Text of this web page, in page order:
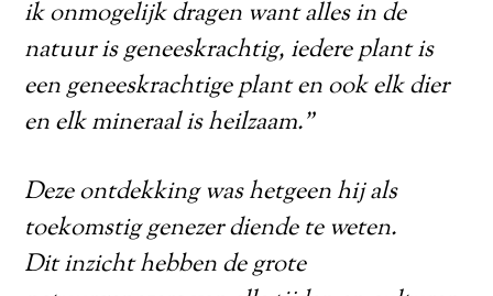
ik onmogelijk dragen want alles in de
natuur is geneeskrachtig, iedere plant is
een geneeskrachtige plant en ook elk dier
en elk mineraal is heilzaam.”
Deze ontdekking was hetgeen hij als
toekomstig genezer diende te weten.
Dit inzicht hebben de grote